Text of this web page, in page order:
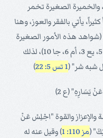
والخميرة الصغيرة تخمر
يأتي بالفقر والعوز، وهنا
(شواهد هذه الأمور الصغيرة
تجدها بحسب الترتيب في نش 2، 1 كو 5، يع 3، أم 6، جا 10)، لذلك
شبه شر" (1 تس 5: 22 )
يَسَارِهِ" (ع 2)
والإعزاز والقوة "اجْلِسْ عَنْ
(مز 110: 1
) وقيل عنه له